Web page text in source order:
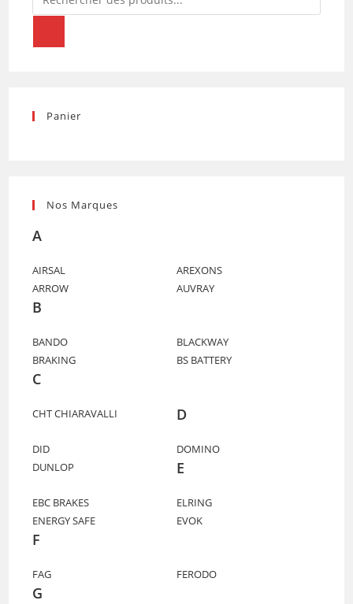
de
Panier
Nos Marques
A
AIRSAL
AREXONS
ARROW
AUVRAY
B
BANDO
BLACKWAY
BRAKING
BS BATTERY
C
CHT CHIARAVALLI D
DID
DOMINO
DUNLOP
E
EBC BRAKES
ELRING
ENERGY SAFE
EVOK
F
FAG FERODO
G